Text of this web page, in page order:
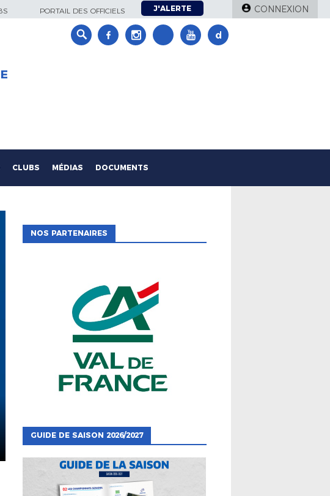
PORTAIL DES OFFICIELS J'ALERTE CONNEXION
CLUBS MÉDIAS DOCUMENTS
NOS PARTENAIRES
GUIDE DE SAISON 2026/2027